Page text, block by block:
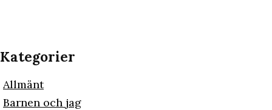
Kategorier
Allmänt
Barnen och jag